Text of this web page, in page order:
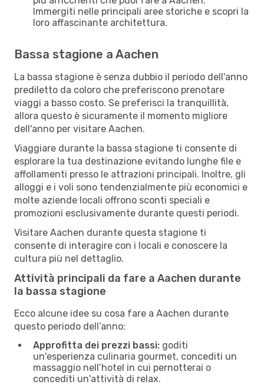
Immergiti nelle principali aree storiche e scopri la
loro affascinante architettura.
Bassa stagione a Aachen
La bassa stagione è senza dubbio il periodo dell'anno
prediletto da coloro che preferiscono prenotare
viaggi a basso costo. Se preferisci la tranquillità,
allora questo è sicuramente il momento migliore
dell'anno per visitare Aachen.
Viaggiare durante la bassa stagione ti consente di
esplorare la tua destinazione evitando lunghe file e
affollamenti presso le attrazioni principali. Inoltre, gli
alloggi e i voli sono tendenzialmente più economici e
molte aziende locali offrono sconti speciali e
promozioni esclusivamente durante questi periodi.
Visitare Aachen durante questa stagione ti
consente di interagire con i locali e conoscere la
cultura più nel dettaglio.
Attività principali da fare a Aachen durante
la bassa stagione
Ecco alcune idee su cosa fare a Aachen durante
questo periodo dell’anno:
Approfitta dei prezzi bassi: goditi
un'esperienza culinaria gourmet, concediti un
massaggio nell’hotel in cui pernotterai o
concediti un'attività di relax.